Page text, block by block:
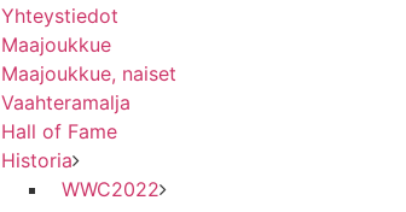
Yhteystiedot
Maajoukkue
Maajoukkue, naiset
Vaahteramalja
Hall of Fame
Historia
WWC2022